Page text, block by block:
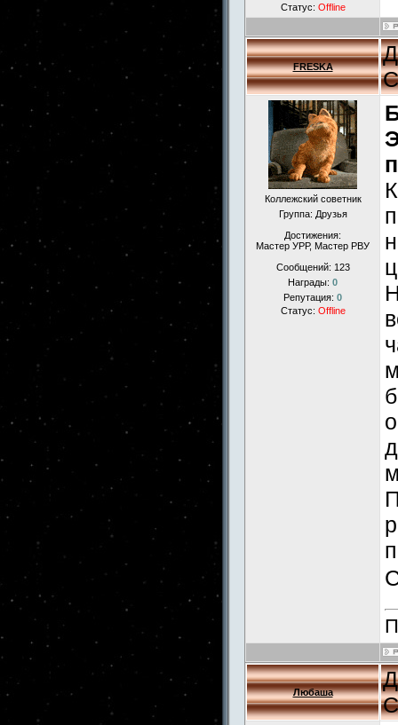
Статус: Offline
FRESKA
Коллежский советник
Группа: Друзья
Достижения:
Мастер УРР, Мастер РВУ
Сообщений: 123
Награды: 0
Репутация: 0
Статус: Offline
Любаша